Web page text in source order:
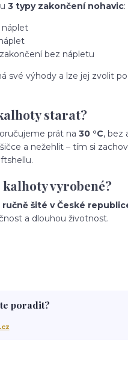
3 typy zakončení nohavic:
bez nápletu
své výhody a lze jej zvolit
starat?
prát na 30 °C, bez
a nežehlit – tím si
kalhoty vyrobené?
ručně šité v České
a dlouhou životnost.
poradit?